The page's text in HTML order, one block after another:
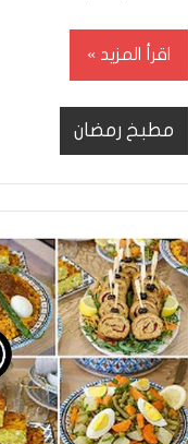
اقرأ المزيد
مطبخ رمضان